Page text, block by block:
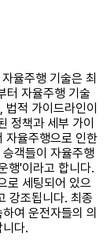
율주행 기술은 최
터 자율주행 기술
적 가이드라인이
정책과 세부 가이
자율주행으로 인한
객들이 자율주행
행'이라고 합니다.
로 세팅되어 있으
강조됩니다. 최종
여 운전자들의 의
다.